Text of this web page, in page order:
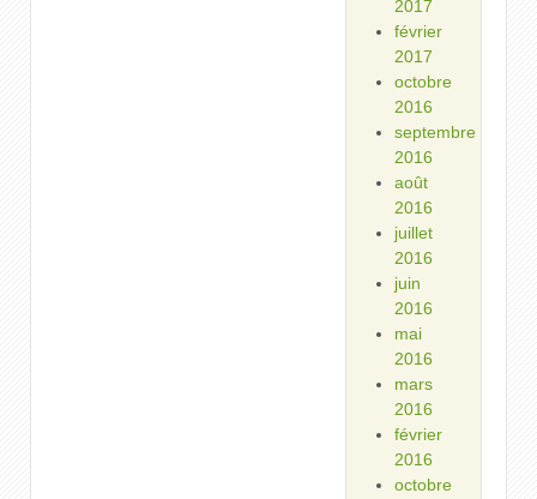
2017
février
2017
octobre
2016
septembre
2016
août
2016
juillet
2016
juin
2016
mai
2016
mars
2016
février
2016
octobre